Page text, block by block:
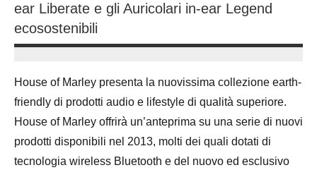
ear Liberate e gli Auricolari in-ear Legend
ecosostenibili
Novembre
2016
Bassanelli
House of Marley presenta la nuovissima collezione earth-
friendly di prodotti audio e lifestyle di qualità superiore.
House of Marley offrirà un’anteprima su una serie di nuovi
prodotti disponibili nel 2013, molti dei quali dotati di
tecnologia wireless Bluetooth e del nuovo ed esclusivo